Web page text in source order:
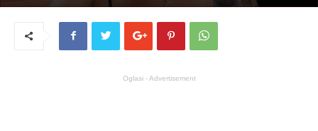
Oglasi - Advertisement